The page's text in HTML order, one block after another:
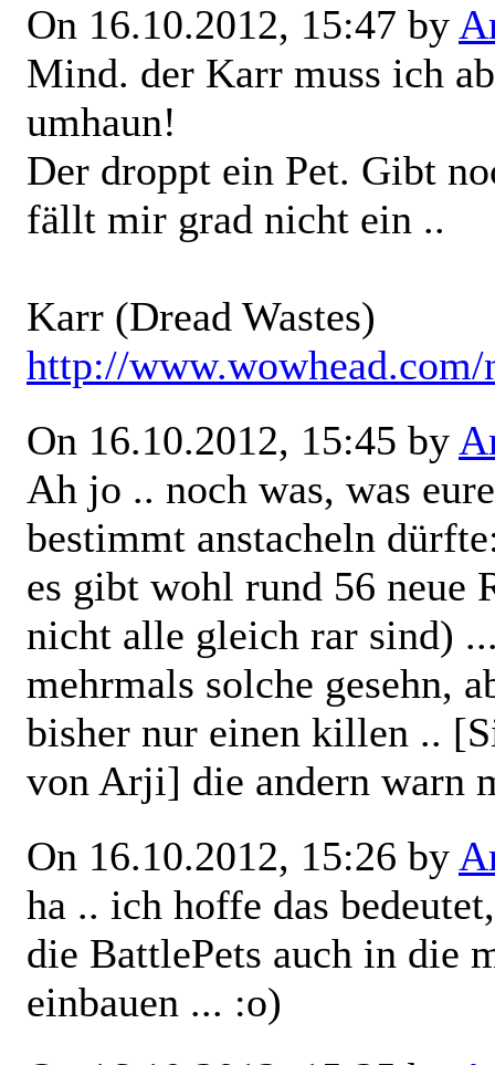
On 16.10.2012, 15:47 by
Mind. der Karr muss ich
umhaun!
Der droppt ein Pet. Gibt
fällt mir grad nicht ein ..
Karr (Dread Wastes)
http://www.wowhead.com/
On 16.10.2012, 15:45 by
Ah jo .. noch was, was
bestimmt anstacheln
es gibt wohl rund 56 neue
nicht alle gleich rar sind)
mehrmals solche gesehn,
bisher nur einen killen ..
von Arji] die andern warn
On 16.10.2012, 15:26 by
ha .. ich hoffe das
die BattlePets auch in die
einbauen ... :o)